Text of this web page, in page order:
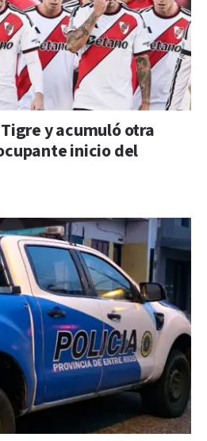
y acumuló otra
inicio del